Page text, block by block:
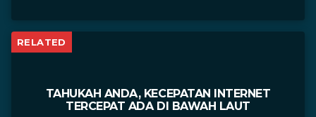
RELATED
TAHUKAH ANDA, KECEPATAN INTERNET
TERCEPAT ADA DI BAWAH LAUT